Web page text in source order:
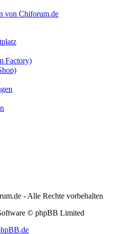
von Chiforum.de
Factory)
- Alle Rechte vorbehalten
© phpBB Limited